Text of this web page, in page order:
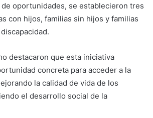
oportunidades, se establecieron tres
con hijos, familias sin hijos y familias
destacaron que esta iniciativa
concreta para acceder a la
la calidad de vida de los
el desarrollo social de la